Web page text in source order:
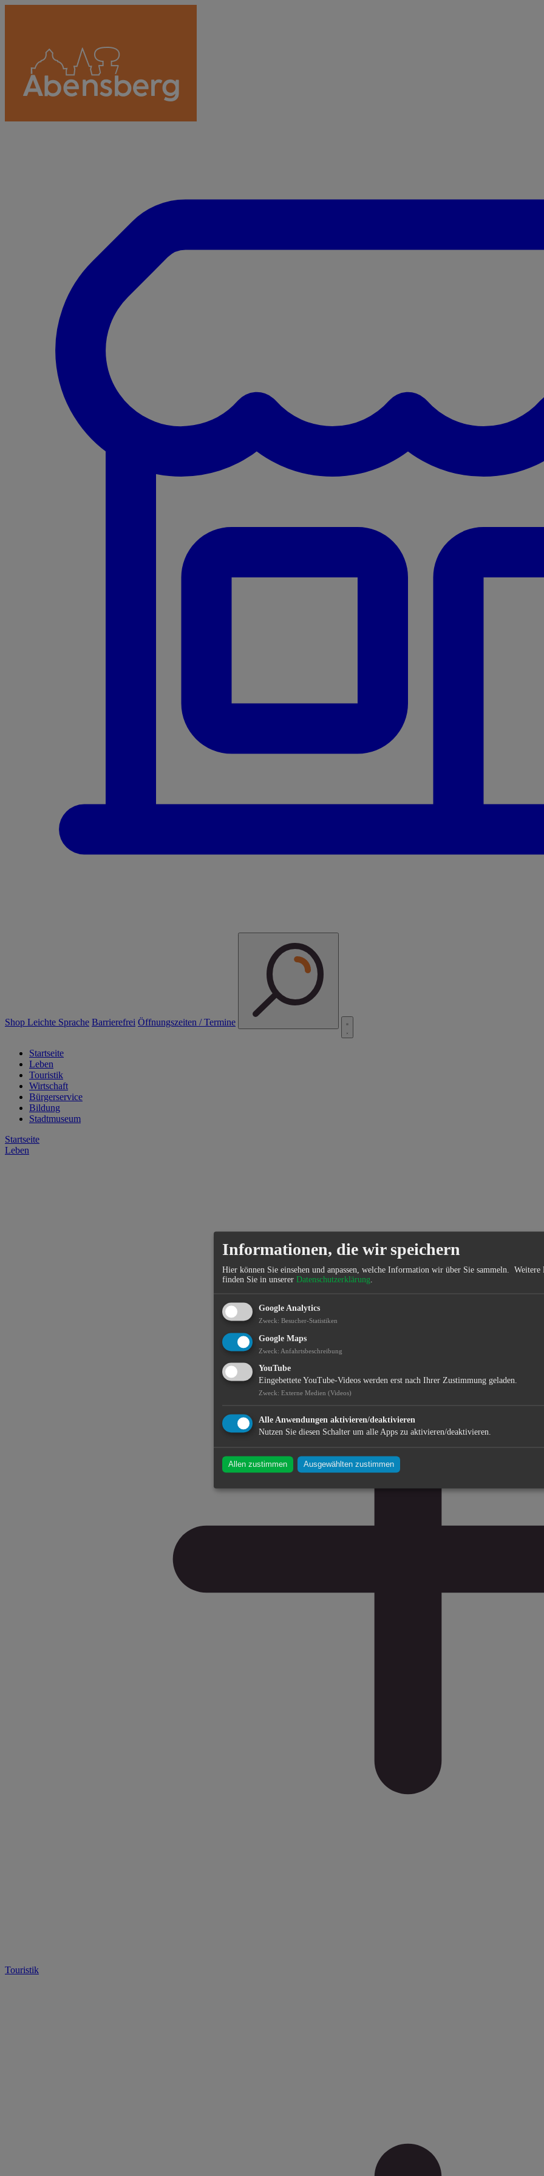
Shop Leichte Sprache Barrierefrei Öffnungszeiten / Termine
Startseite
Leben
Touristik
Wirtschaft
Bürgerservice
Bildung
Stadtmuseum
Startseite
Leben
Touristik
Informationen, die wir speichern
Hier können Sie einsehen und anpassen, welche Information wir über Sie sammeln. Weitere
finden Sie in unserer Datenschutzerklärung.
Google Analytics
Zweck: Besucher-Statistiken
Google Maps
Zweck: Anfahrtsbeschreibung
YouTube
Eingebettete YouTube-Videos werden erst nach Ihrer Zustimmung geladen.
Zweck: Externe Medien (Videos)
Alle Anwendungen aktivieren/deaktivieren
Nutzen Sie diesen Schalter um alle Apps zu aktivieren/deaktivieren.
Allen zustimmen Ausgewählten zustimmen